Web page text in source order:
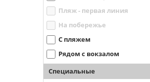
Пляж - первая линия
На побережье
С пляжем
Рядом с вокзалом
Специальные